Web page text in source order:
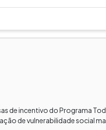
de incentivo do Programa
de vulnerabilidade social